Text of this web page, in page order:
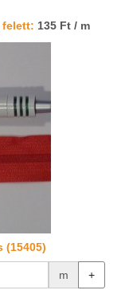
felett: 135 Ft / m
(15405)
m +